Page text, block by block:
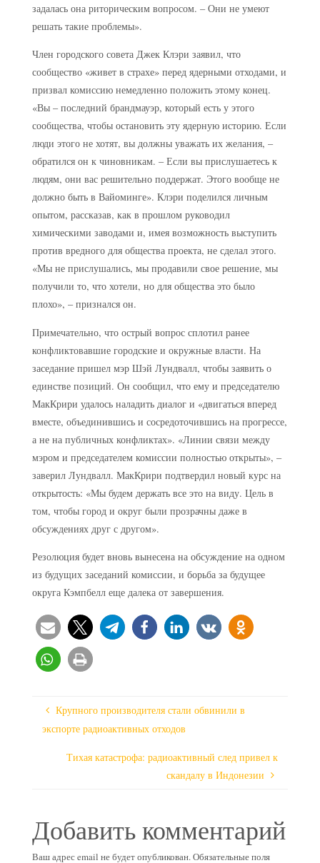
задалась она риторическим вопросом. – Они не умеют
решать такие проблемы».
Член городского совета Джек Клэри заявил, что
сообщество «живет в страхе» перед ядерными отходами, и
призвал комиссию немедленно положить этому конец.
«Вы – последний брандмауэр, который есть у этого
сообщества, чтобы остановить эту ядерную историю. Если
люди этого не хотят, вы должны уважать их желания, –
обратился он к чиновникам. – Если вы прислушаетесь к
людям, они вас решительно поддержат. Этого вообще не
должно быть в Вайоминге». Клэри поделился личным
опытом, рассказав, как в прошлом руководил
химическими заводами и, имея возможность выступить
против вредного для общества проекта, не сделал этого.
«Мы не прислушались, мы продавили свое решение, мы
получили то, что хотели, но для общества это было
плохо», – признался он.
Примечательно, что острый вопрос сплотил ранее
конфликтовавшие городские и окружные власти. На
заседание пришел мэр Шэй Лундвалл, чтобы заявить о
единстве позиций. Он сообщил, что ему и председателю
МакКрири удалось наладить диалог и «двигаться вперед
вместе, объединившись и сосредоточившись на прогрессе,
а не на публичных конфликтах». «Линии связи между
мэром и председателем комиссии полностью открыты», –
заверил Лундвалл. МакКрири подтвердил новый курс на
открытость: «Мы будем держать все это на виду. Цель в
том, чтобы город и округ были прозрачны даже в
обсуждениях друг с другом».
Резолюция будет вновь вынесена на обсуждение на одном
из будущих заседаний комиссии, и борьба за будущее
округа Кэмпбелл еще далека от завершения.
Крупного производителя стали обвинили в
экспорте радиоактивных отходов
Тихая катастрофа: радиоактивный след привел к
скандалу в Индонезии
Добавить комментарий
Ваш адрес email не будет опубликован.Обязательные поля